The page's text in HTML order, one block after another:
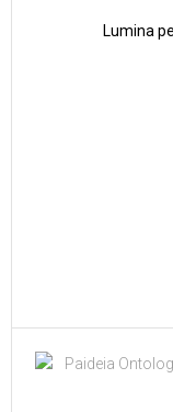
Lumina